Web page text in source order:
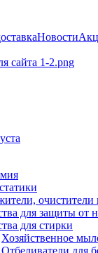
Новости
очистители
для защиты от
для стирки
Хозяйственное
Отбеливатели для